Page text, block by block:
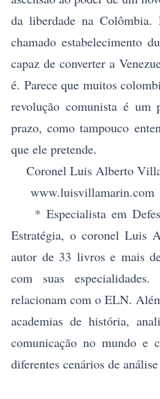
da liberdade na
chamado estabelecimento
capaz de converter a
é. Parece que muitos
revolução comunista é um
prazo, como tampouco
que ele pretende.
Coronel Luis Alberto
www.luisvillamarin.com
* Especialista em
Estratégia, o coronel Luis
autor de 33 livros e mais
com suas
relacionam com o ELN.
academias de história,
comunicação no mundo e
diferentes cenários de